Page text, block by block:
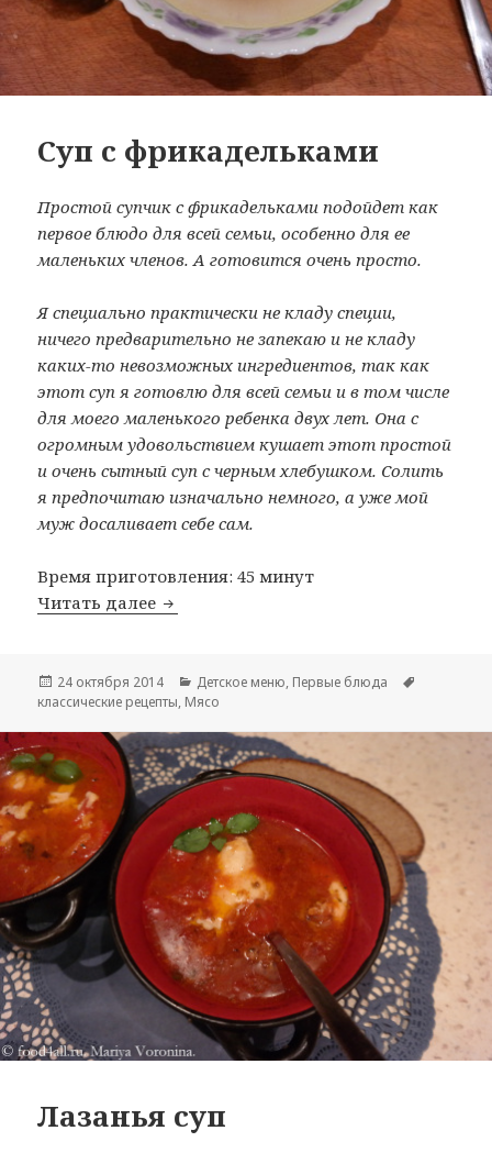
Суп с фрикадельками
Простой супчик с фрикадельками подойдет как
первое блюдо для всей семьи, особенно для ее
маленьких членов. А готовится очень просто.
Я специально практически не кладу специи,
ничего предварительно не запекаю и не кладу
каких-то невозможных ингредиентов, так как
этот суп я готовлю для всей семьи и в том числе
для моего маленького ребенка двух лет. Она с
огромным удовольствием кушает этот простой
и очень сытный суп с черным хлебушком. Солить
я предпочитаю изначально немного, а уже мой
муж досаливает себе сам.
Время приготовления: 45 минут
Читать далее Суп с фрикадельками
Опубликовано
24 октября 2014 Рубрики
Детское меню, Первые блюда
классические рецепты, Мясо
Лазанья суп